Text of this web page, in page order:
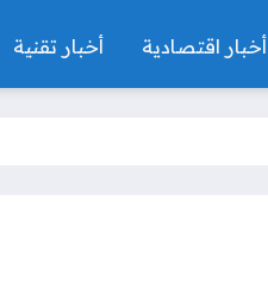
أخبار اقتصادية أخبار تقنية